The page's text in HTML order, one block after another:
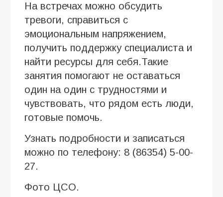
На встречах можно обсудить
тревоги, справиться с
эмоциональным напряжением,
получить поддержку специалиста и
найти ресурсы для себя.Такие
занятия помогают не оставаться
один на один с трудностями и
чувствовать, что рядом есть люди,
готовые помочь.
Узнать подробности и записаться
можно по телефону: 8 (86354) 5-00-
27.
Фото ЦСО.